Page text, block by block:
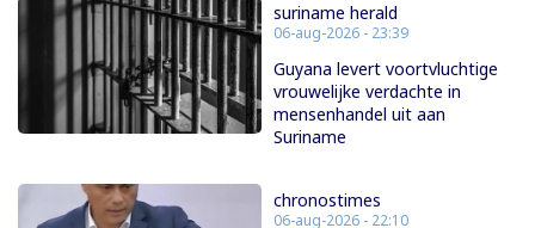
suriname herald
06-aug-2026 - 23:39
Guyana levert voortvluchtige
vrouwelijke verdachte in
mensenhandel uit aan
Suriname
chronostimes
06-aug-2026 - 22:10